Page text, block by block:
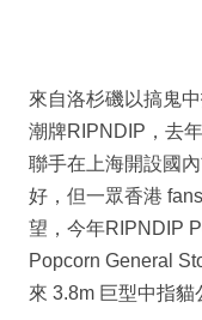
來自洛杉磯以搞鬼
潮牌RIPNDIP，去
聯手在上海開設國
好，但一眾香港
望，今年RIPNDIP
Popcorn General
來 3.8m 巨型中指貓